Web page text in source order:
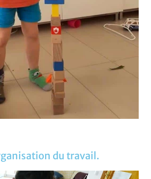
du travail.